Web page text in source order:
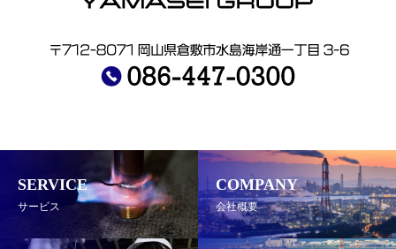
SERVICE
サービス
COMPANY
会社概要